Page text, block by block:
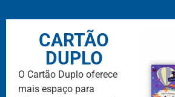
CARTÃO
DUPLO
O Cartão Duplo oferece
mais espaço para